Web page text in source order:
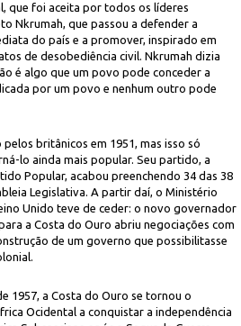
que foi aceita por todos os líderes
Nkrumah, que passou a defender a
do país e a promover, inspirado em
de desobediência civil. Nkrumah dizia
é algo que um povo pode conceder a
por um povo e nenhum outro pode
britânicos em 1951, mas isso só
lo ainda mais popular. Seu partido, a
Popular, acabou preenchendo 34 das 38
Legislativa. A partir daí, o Ministério
Unido teve de ceder: o novo governador
a Costa do Ouro abriu negociações com
de um governo que possibilitasse
1957, a Costa do Ouro se tornou o
Ocidental a conquistar a independência